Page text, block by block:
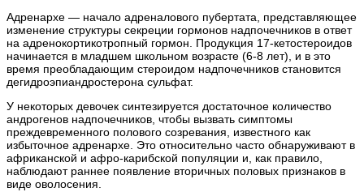
Адренархе — начало адреналового пубертата, представляющее
изменение структуры секреции гормонов надпочечников в ответ
на адренокортикотропный гормон. Продукция 17-кетостероидов
начинается в младшем школьном возрасте (6-8 лет), и в это
время преобладающим стероидом надпочечников становится
дегидроэпиандростерона сульфат.
У некоторых девочек синтезируется достаточное количество
андрогенов надпочечников, чтобы вызвать симптомы
преждевременного полового созревания, известного как
избыточное адренархе. Это относительно часто обнаруживают в
африканской и афро-карибской популяции и, как правило,
наблюдают раннее появление вторичных половых признаков в
виде оволосения.